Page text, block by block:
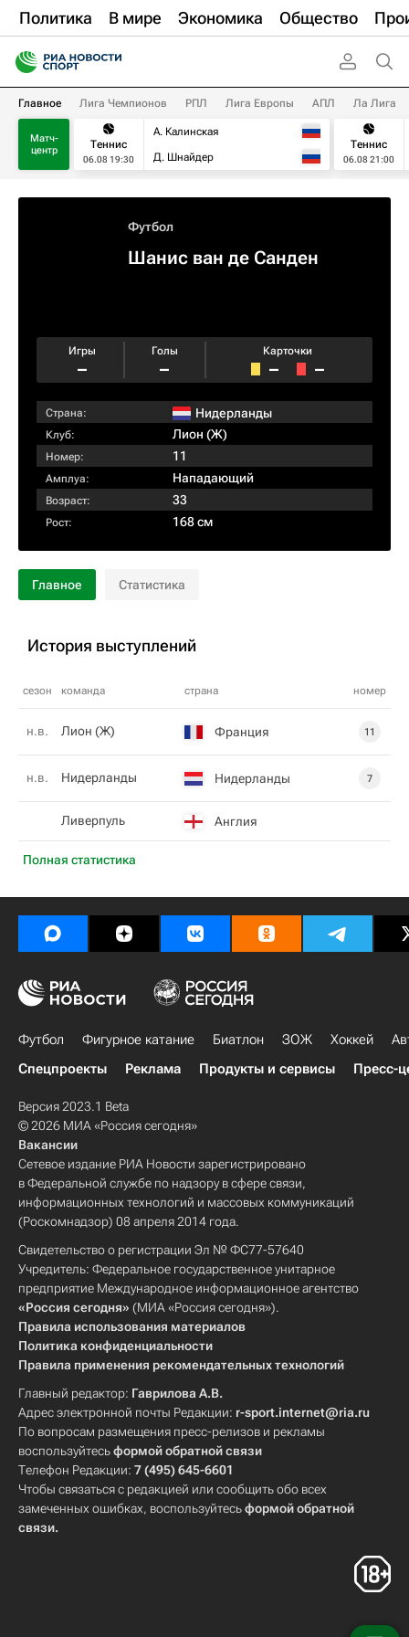
Политика В мире Экономика Общество
Главное Лига Чемпионов РПЛ Лига Европы АПЛ Ла Лига
Матч-
центр
Теннис
06.08 19:30
А. Калинская
Д. Шнайдер
Теннис
06.08 21:00
Футбол
Шанис ван де Санден
Игры
–
Голы
–
Карточки
– –
Страна: Нидерланды
Клуб: Лион (Ж)
Номер: 11
Амплуа: Нападающий
Возраст: 33
Рост: 168 см
Главное Статистика
История выступлений
сезон команда страна номер
Полная статистика
н.в. Лион (Ж) Франция 11
н.в. Нидерланды Нидерланды 7
Ливерпуль Англия
Футбол Фигурное катание Биатлон ЗОЖ Хоккей
Спецпроекты
Реклама Продукты и сервисы Пресс-
Версия 2023.1 Beta
© 2026 МИА «Россия сегодня»
Вакансии
Сетевое издание РИА Новости зарегистрировано
в Федеральной службе по надзору в сфере связи,
информационных технологий и массовых коммуникаций
(Роскомнадзор) 08 апреля 2014 года.
Свидетельство о регистрации Эл № ФС77-57640
Учредитель: Федеральное государственное унитарное
предприятие Международное информационное агентство
«Россия сегодня» (МИА «Россия сегодня»).
Правила использования материалов
Политика конфиденциальности
Правила применения рекомендательных технологий
Главный редактор: Гаврилова А.В.
Адрес электронной почты Редакции: r-sport.internet@ria.ru
По вопросам размещения пресс-релизов и рекламы
воспользуйтесьформой обратной связи
Телефон Редакции: 7 (495) 645-6601
Чтобы связаться с редакцией или сообщить обо всех
замеченных ошибках, воспользуйтесьформой обратной
связи.